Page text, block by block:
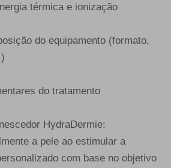
térmica e ionização
do equipamento (formato,
do tratamento
HydraDermie:
a pele ao estimular a
com base no objetivo